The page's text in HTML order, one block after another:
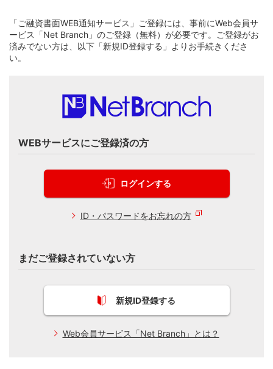
「ご融資書面WEB通知サービス」ご登録には、事前にWeb会員サ
ービス「Net Branch」のご登録（無料）が必要です。ご登録がお
済みでない方は、以下「新規ID登録する」よりお手続きくださ
い。
WEBサービスにご登録済の方
ログインする
ID・パスワードをお忘れの方
まだご登録されていない方
新規ID登録する
Web会員サービス「Net Branch」とは？